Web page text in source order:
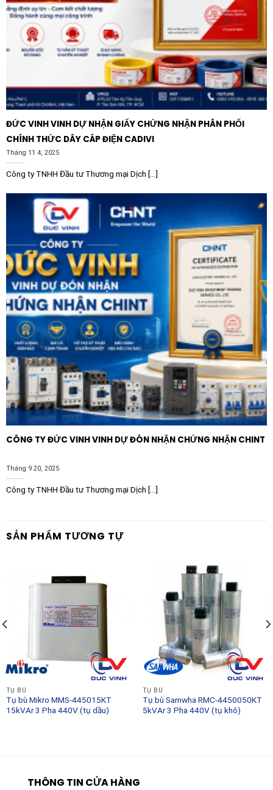
ĐỨC VINH VINH DỰ NHẬN GIẤY CHỨNG NHẬN PHÂN PHỐI
CHÍNH THỨC DÂY CÁP ĐIỆN CADIVI
Tháng 11 4, 2025
Công ty TNHH Đầu tư Thương mại Dịch [...]
CÔNG TY ĐỨC VINH VINH DỰ ĐÓN NHẬN CHỨNG NHẬN CHINT
Tháng 9 20, 2025
Công ty TNHH Đầu tư Thương mại Dịch [...]
SẢN PHẨM TƯƠNG TỰ
TỤ BÙ
Tụ bù Mikro MMS-445015KT
15kVAr 3 Pha 440V (tụ dầu)
TỤ BÙ
Tụ bù Samwha RMC-4450050KT
5kVAr 3 Pha 440V (tụ khô)
THÔNG TIN CỬA HÀNG